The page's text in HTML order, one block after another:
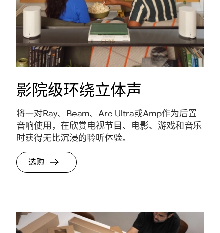
影院级环绕立体声
将一对Ray、Beam、Arc Ultra或Amp作为后置
音响使用，在欣赏电视节目、电影、游戏和音乐
时获得无比沉浸的聆听体验。
选购